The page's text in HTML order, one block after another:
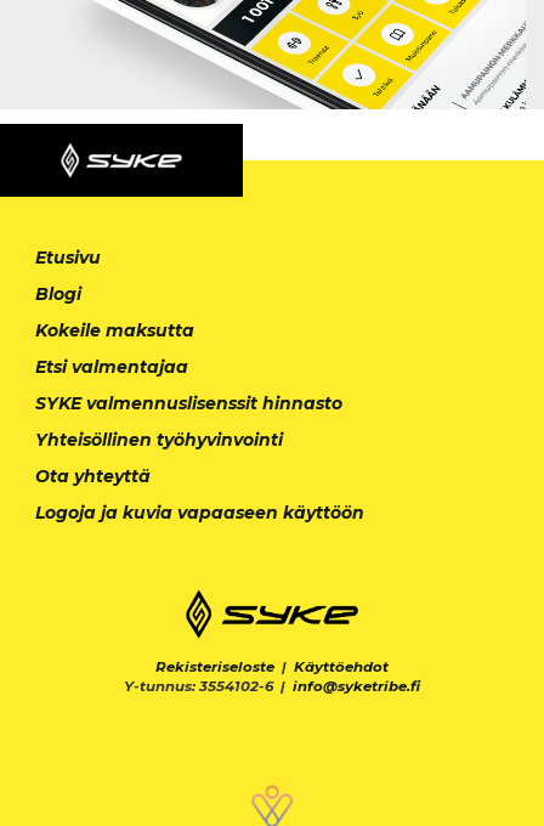
Etusivu
Blogi
Kokeile maksutta
Etsi valmentajaa
SYKE valmennuslisenssit hinnasto
Yhteisöllinen työhyvinvointi
Ota yhteyttä
Logoja ja kuvia vapaaseen käyttöön
Rekisteriseloste | Käyttöehdot
Y-tunnus: 3554102-6 | info@syketribe.fi